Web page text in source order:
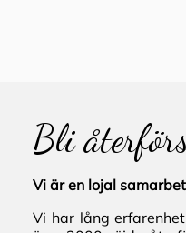
Bli
Vi är en lojal
Vi har lång